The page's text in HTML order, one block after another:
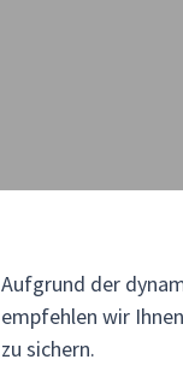
Aufgrund der
empfehlen wir
zu sichern.